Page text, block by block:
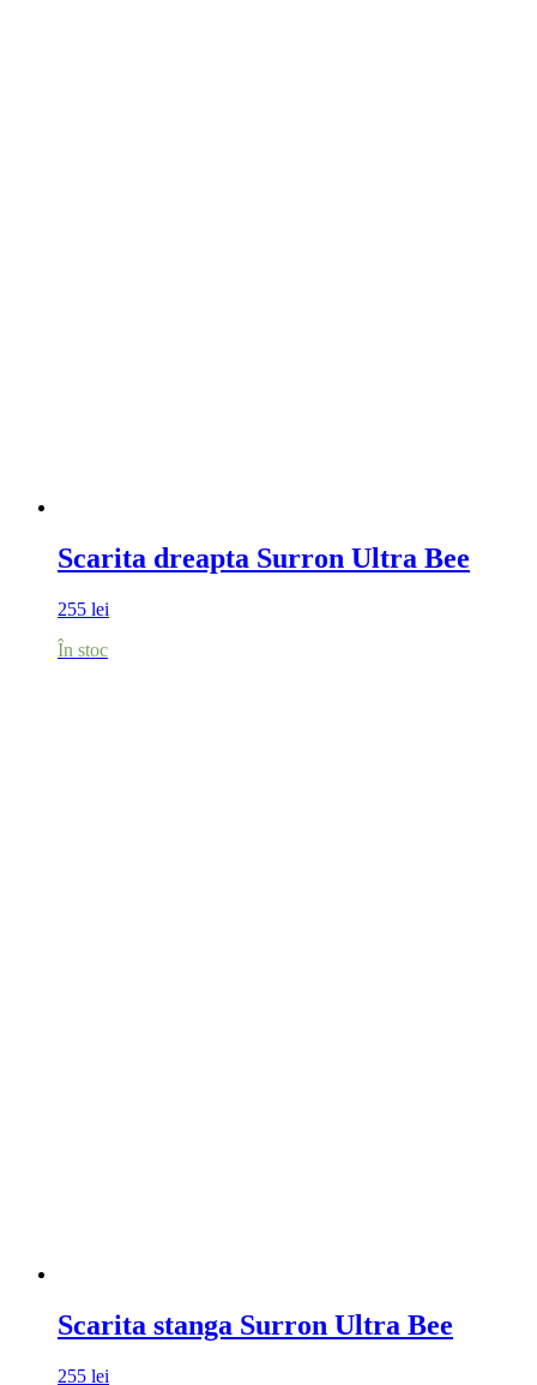
Scarita dreapta Surron Ultra Bee
255 lei
În stoc
Scarita stanga Surron Ultra Bee
255 lei